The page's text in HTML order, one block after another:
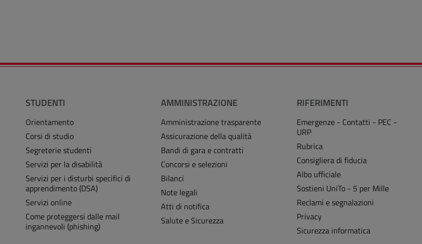
STUDENTI
Orientamento
Corsi di studio
Segreterie studenti
Servizi per la disabilità
Servizi per i disturbi specifici di
apprendimento (DSA)
Servizi online
Come proteggersi dalle mail
ingannevoli (phishing)
AMMINISTRAZIONE
Amministrazione trasparente
Assicurazione della qualità
Bandi di gara e contratti
Concorsi e selezioni
Bilanci
Note legali
Atti di notifica
Salute e Sicurezza
RIFERIMENTI
Emergenze - Contatti - PEC -
URP
Rubrica
Consigliera di fiducia
Albo ufficiale
Sostieni UniTo - 5 per Mille
Reclami e segnalazioni
Privacy
Sicurezza informatica